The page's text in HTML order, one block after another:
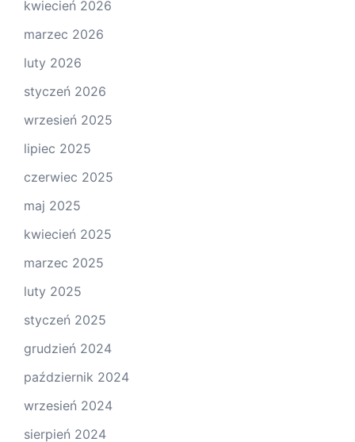
kwiecień 2026
marzec 2026
luty 2026
styczeń 2026
wrzesień 2025
lipiec 2025
czerwiec 2025
maj 2025
kwiecień 2025
marzec 2025
luty 2025
styczeń 2025
grudzień 2024
październik 2024
wrzesień 2024
sierpień 2024